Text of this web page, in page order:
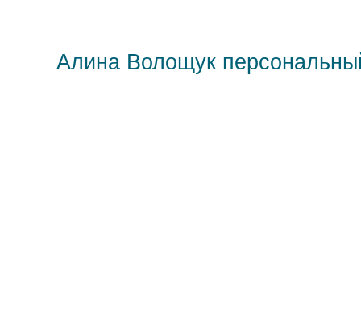
Алина Волощук